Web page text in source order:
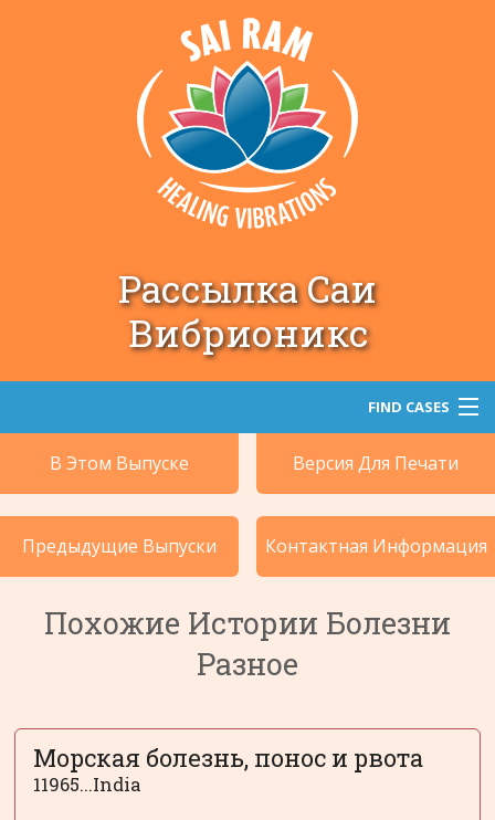
Рассылка Саи
Вибрионикс
FIND CASES
Поиск
В Этом Выпуске Версия Для Печати
Предыдущие Выпуски Контактная Информация
Похожие Истории Болезни
Разное
Морская болезнь, понос и рвота
11965...India